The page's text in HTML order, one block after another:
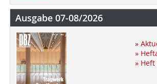
Ausgabe 07-08/2026
»
»
»